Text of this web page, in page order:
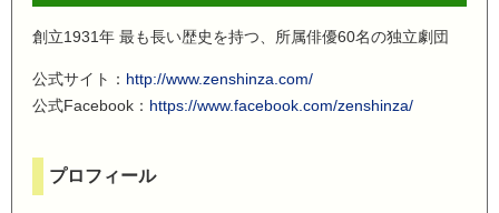
創立1931年 最も長い歴史を持つ、所属俳優60名の独立劇団
公式サイト： http://www.zenshinza.com/
公式Facebook： https://www.facebook.com/zenshinza/
プロフィール